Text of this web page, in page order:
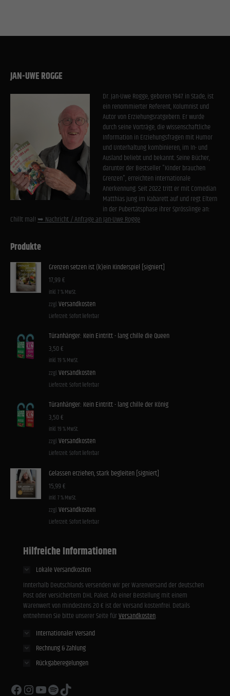
JAN-UWE ROGGE
Dr. Jan-Uwe Rogge, geboren 1947 in Stade, ist
ein renommierter Referent, Kolumnist und
Autor von Erziehungsratgebern. Er wurde
durch seine Vorträge, die wissenschaftliche
Information in Erziehungsfragen mit Humor
und Unterhaltung kombinieren, im In- und
Ausland beliebt und bekannt. Seine Bücher,
darunter der Bestseller "Kinder brauchen
Grenzen", erreichten internationale
Anerkennung. Seit 2022 tritt er mit Comedian
Matthias Jung im Kabarett auf und regt Eltern
in der Pubertätsphase ihrer Sprösslinge an:
Chillt mal!➥ Nachricht / Anfrage an Jan-Uwe Rogge
Produkte
Grenzen setzen ist (k)ein Kinderspiel [signiert]
17,99€
inkl. 7 % MwSt.
zzgl. Versandkosten
Lieferzeit: Sofort lieferbar
Türanhänger: Kein Eintritt - lang chille die Queen
3,50€
inkl. 19 % MwSt.
zzgl. Versandkosten
Lieferzeit: Sofort lieferbar
Türanhänger: Kein Eintritt - lang chille der König
3,50€
inkl. 19 % MwSt.
zzgl. Versandkosten
Lieferzeit: Sofort lieferbar
Gelassen erziehen, stark begleiten [signiert]
15,99€
inkl. 7 % MwSt.
zzgl. Versandkosten
Lieferzeit: Sofort lieferbar
Hilfreiche Informationen
Lokale Versandkosten
Innterhalb Deutschlands versenden wir per Warenversand der deutschen
Post oder versichertem DHL Paket. Ab einer Bestellung mit einem
Warenwert von mindestens 20 € ist der Versand kostenfrei. Details
entnehmen Sie bitte unserer Seite fürVersandkosten.
Internationaler Versand
Rechnung & Zahlung
Rückgaberegelungen
Facebook
Instagram
YouTube
Spotify
TikTok